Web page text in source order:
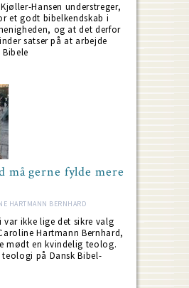
Hansen understreger,
et godt bibelkendskab i
og at det derfor
satser på at arbejde
må gerne fylde mere
HARTMANN BERNHARD
ikke lige det sikre valg
Hartmann Bernhard,
mødt en kvindelig teolog.
på Dansk Bibel-